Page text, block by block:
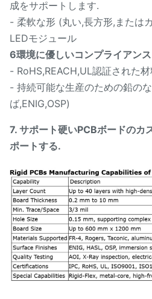
成をサポートします.
- 柔軟な形 (丸い,長方形,または
LEDモジュール
6環境に優しいコンプライアンス
- RoHS,REACH,UL認証された
- 持続可能な生産のための鉛の
ば,ENIG,OSP)
7. サポート硬いPCBボードのカ
ポートする.